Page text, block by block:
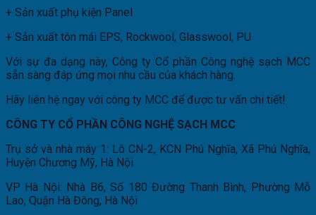
+ Sản xuất phụ kiện Panel
+ Sản xuất tôn mái EPS, Rockwool, Glasswool, PU
Với sự đa dạng này, Công ty Cổ phần Công nghệ sạch MCC
sẵn sàng đáp ứng mọi nhu cầu của khách hàng.
Hãy liên hệ ngay với công ty MCC để được tư vấn chi tiết!
CÔNG TY CỔ PHẦN CÔNG NGHỆ SẠCH MCC
Trụ sở và nhà máy 1: Lô CN-2, KCN Phú Nghĩa, Xã Phú Nghĩa,
Huyện Chương Mỹ, Hà Nội
VP Hà Nội: Nhà B6, Số 180 Đường Thanh Bình, Phường Mỗ
Lao, Quận Hà Đông, Hà Nội